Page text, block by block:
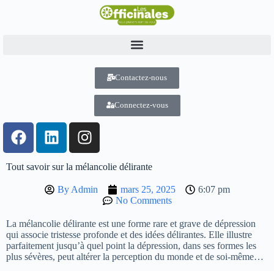
Contactez-nous
Connectez-vous
Tout savoir sur la mélancolie délirante
ByAdmin mars 25, 2025
6:07 pm
No Comments
La mélancolie délirante est une forme rare et grave de dépression
qui associe tristesse profonde et des idées délirantes. Elle illustre
parfaitement jusqu’à quel point la dépression, dans ses formes les
plus sévères, peut altérer la perception du monde et de soi-même…